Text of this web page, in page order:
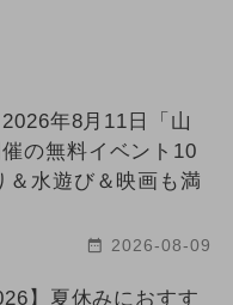
2026年8月11日「山
の無料イベント10
＆水遊び＆映画も満
2026-08-09
】夏休みにおすす